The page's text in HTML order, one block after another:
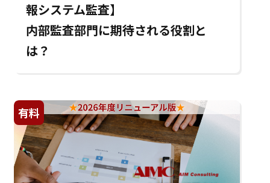
報システム監査】
内部監査部門に期待される役割と
は？
有料